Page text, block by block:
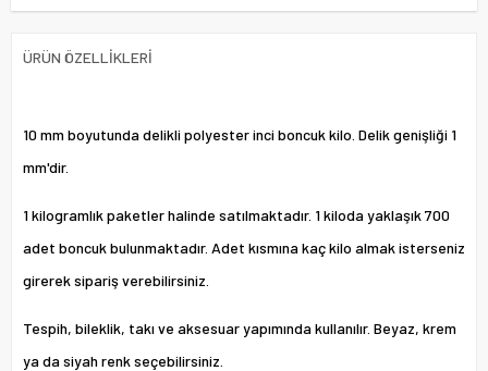
ÜRÜN ÖZELLIKLERI
10 mm boyutunda delikli polyester inci boncuk kilo. Delik genişliği 1
mm'dir.
1 kilogramlık paketler halinde satılmaktadır. 1 kiloda yaklaşık 700
adet boncuk bulunmaktadır. Adet kısmına kaç kilo almak isterseniz
girerek sipariş verebilirsiniz.
Tespih, bileklik, takı ve aksesuar yapımında kullanılır. Beyaz, krem
ya da siyah renk seçebilirsiniz.